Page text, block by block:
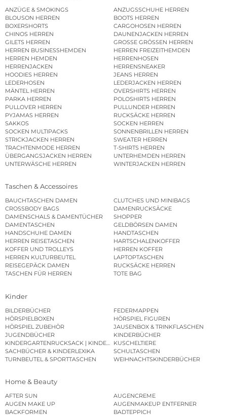
ANZÜGE & SMOKINGS
ANZUGSSCHUHE HERREN
BLOUSON HERREN
BOOTS HERREN
BOXERSHORTS
CARGOHOSEN HERREN
CHINOS HERREN
DAUNENJACKEN HERREN
GILETS HERREN
GROSSE GRÖSSEN HERREN
HERREN BUSINESSHEMDEN
HERREN FREIZEITHEMDEN
HERREN HEMDEN
HERRENHOSEN
HERRENJACKEN
HERRENSNEAKER
HOODIES HERREN
JEANS HERREN
LEDERHOSEN
LEDERJACKEN HERREN
MÄNTEL HERREN
OVERSHIRTS HERREN
PARKA HERREN
POLOSHIRTS HERREN
PULLOVER HERREN
PULLUNDER HERREN
PYJAMAS HERREN
RUCKSÄCKE HERREN
SAKKOS
SOCKEN HERREN
SOCKEN MULTIPACKS
SONNENBRILLEN HERREN
STRICKJACKEN HERREN
SWEATER HERREN
TRACHTENMODE HERREN
T-SHIRTS HERREN
ÜBERGANGSJACKEN HERREN
UNTERHEMDEN HERREN
UNTERWÄSCHE HERREN
WINTERJACKEN HERREN
Taschen & Accessoires
BAUCHTASCHEN DAMEN
CLUTCHES UND MINIBAGS
CROSSBODY BAGS
DAMENRUCKSÄCKE
DAMENSCHALS & DAMENTÜCHER
SHOPPER
DAMENTASCHEN
GELDBÖRSEN DAMEN
HANDSCHUHE DAMEN
HANDTASCHEN
HERREN REISETASCHEN
HARTSCHALENKOFFER
KOFFER UND TROLLEYS
HERREN KOFFER
HERREN KULTURBEUTEL
LAPTOPTASCHEN
REISEGEPÄCK DAMEN
RUCKSÄCKE HERREN
TASCHEN FÜR HERREN
TOTE BAG
Kinder
BILDERBÜCHER
FEDERMAPPEN
HÖRSPIELBOXEN
HÖRSPIEL FIGUREN
HÖRSPIEL ZUBEHÖR
JAUSENBOX & TRINKFLASCHEN
JUGENDBÜCHER
KINDERBÜCHER
KINDERGARTENRUCKSACK | KINDERGARTENBEUTEL
KUSCHELTIERE
SACHBÜCHER & KINDERLEXIKA
SCHULTASCHEN
TURNBEUTEL & SPORTTASCHEN
WEIHNACHTSKINDERBÜCHER
Home & Beauty
AFTER SUN
AUGENCREME
AUGEN MAKE UP
AUGENMAKEUP ENTFERNER
BACKFORMEN
BADTEPPICH